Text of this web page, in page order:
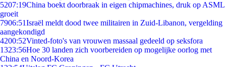
5207:19China boekt doorbraak in eigen chipmachines, druk op ASML
groeit
7906:51Israël meldt dood twee militairen in Zuid-Libanon, vergelding
aangekondigd
4200:52Vinted-foto's van vrouwen massaal gedeeld op seksfora
1323:56Hoe 30 landen zich voorbereiden op mogelijke oorlog met
China en Noord-Korea